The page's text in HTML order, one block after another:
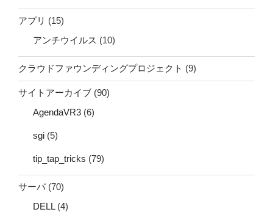
アプリ (15)
アンチウイルス (10)
クラウドファウンディングプロジェクト (9)
サイトアーカイブ (90)
AgendaVR3 (6)
sgi (5)
tip_tap_tricks (79)
サーバ(70)
DELL(4)